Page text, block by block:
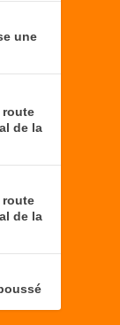
une
route
de la
route
de la